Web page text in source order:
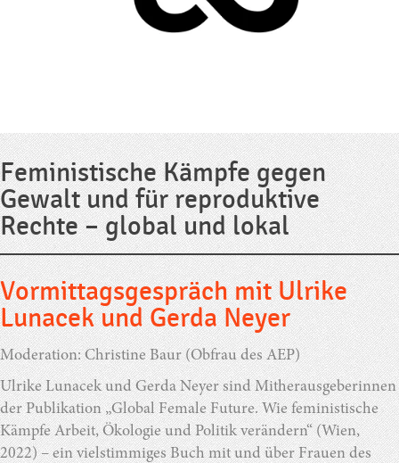
Feministische Kämpfe gegen
Gewalt und für reproduktive
Rechte – global und lokal
Vormittagsgespräch mit Ulrike
Lunacek und Gerda Neyer
Moderation: Christine Baur (Obfrau des AEP)
Ulrike Lunacek und Gerda Neyer sind Mitherausgeberinnen
der Publikation „Global Female Future. Wie feministische
Kämpfe Arbeit, Ökologie und Politik verändern“ (Wien,
2022) – ein vielstimmiges Buch mit und über Frauen des